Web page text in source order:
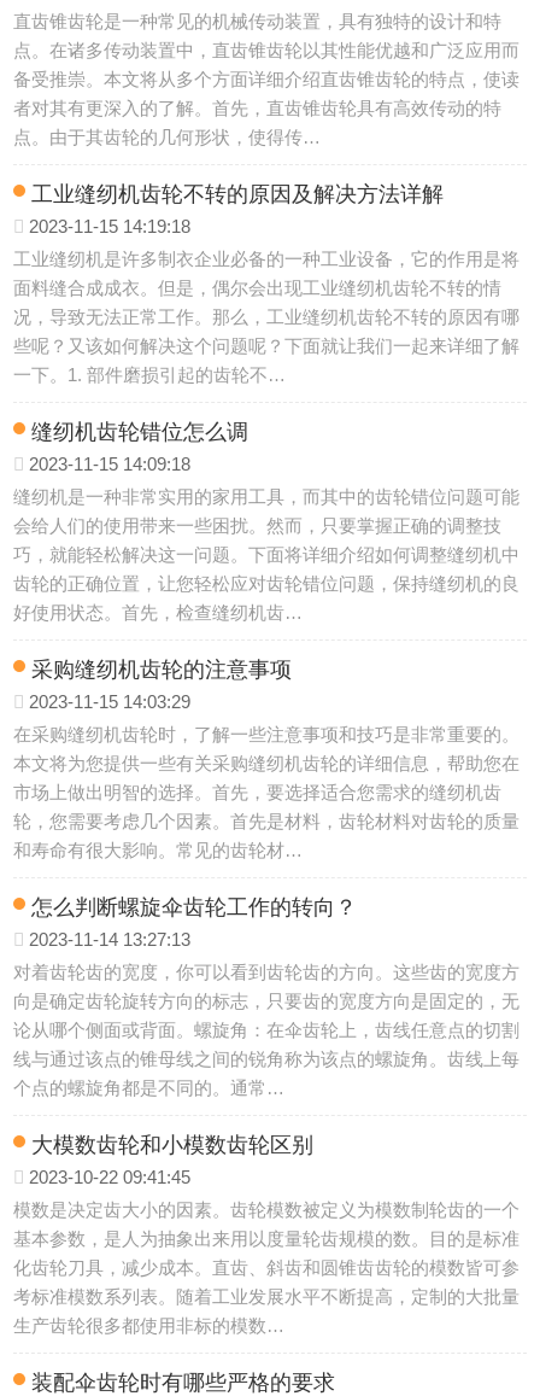
直齿锥齿轮是一种常见的机械传动装置，具有独特的设计和特
点。在诸多传动装置中，直齿锥齿轮以其性能优越和广泛应用而
备受推崇。本文将从多个方面详细介绍直齿锥齿轮的特点，使读
者对其有更深入的了解。首先，直齿锥齿轮具有高效传动的特
点。由于其齿轮的几何形状，使得传…
工业缝纫机齿轮不转的原因及解决方法详解
2023-11-15 14:19:18
工业缝纫机是许多制衣企业必备的一种工业设备，它的作用是将
面料缝合成成衣。但是，偶尔会出现工业缝纫机齿轮不转的情
况，导致无法正常工作。那么，工业缝纫机齿轮不转的原因有哪
些呢？又该如何解决这个问题呢？下面就让我们一起来详细了解
一下。1. 部件磨损引起的齿轮不…
缝纫机齿轮错位怎么调
2023-11-15 14:09:18
缝纫机是一种非常实用的家用工具，而其中的齿轮错位问题可能
会给人们的使用带来一些困扰。然而，只要掌握正确的调整技
巧，就能轻松解决这一问题。下面将详细介绍如何调整缝纫机中
齿轮的正确位置，让您轻松应对齿轮错位问题，保持缝纫机的良
好使用状态。首先，检查缝纫机齿…
采购缝纫机齿轮的注意事项
2023-11-15 14:03:29
在采购缝纫机齿轮时，了解一些注意事项和技巧是非常重要的。
本文将为您提供一些有关采购缝纫机齿轮的详细信息，帮助您在
市场上做出明智的选择。首先，要选择适合您需求的缝纫机齿
轮，您需要考虑几个因素。首先是材料，齿轮材料对齿轮的质量
和寿命有很大影响。常见的齿轮材…
怎么判断螺旋伞齿轮工作的转向？
2023-11-14 13:27:13
对着齿轮齿的宽度，你可以看到齿轮齿的方向。这些齿的宽度方
向是确定齿轮旋转方向的标志，只要齿的宽度方向是固定的，无
论从哪个侧面或背面。螺旋角：在伞齿轮上，齿线任意点的切割
线与通过该点的锥母线之间的锐角称为该点的螺旋角。齿线上每
个点的螺旋角都是不同的。通常…
大模数齿轮和小模数齿轮区别
2023-10-22 09:41:45
模数是决定齿大小的因素。齿轮模数被定义为模数制轮齿的一个
基本参数，是人为抽象出来用以度量轮齿规模的数。目的是标准
化齿轮刀具，减少成本。直齿、斜齿和圆锥齿齿轮的模数皆可参
考标准模数系列表。随着工业发展水平不断提高，定制的大批量
生产齿轮很多都使用非标的模数…
装配伞齿轮时有哪些严格的要求